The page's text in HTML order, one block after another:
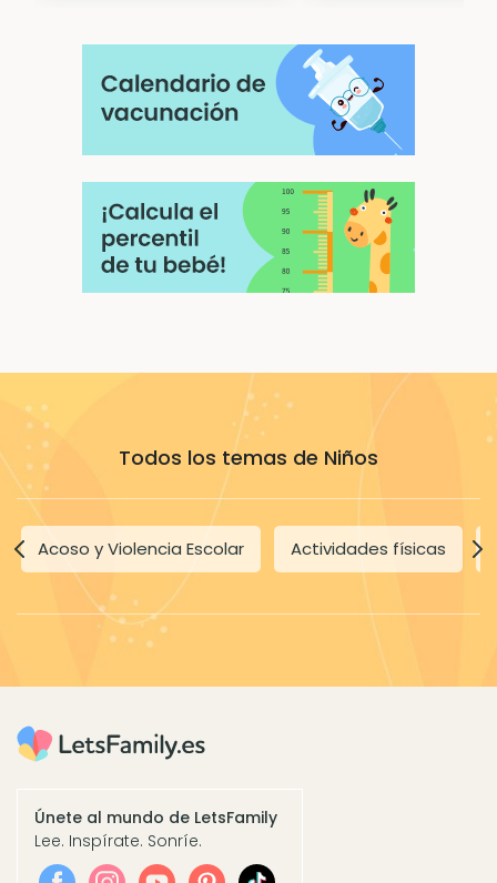
Todos los temas de Niños
Acoso y Violencia Escolar Actividades físicas
Únete al mundo de LetsFamily
Lee. Inspírate. Sonríe.